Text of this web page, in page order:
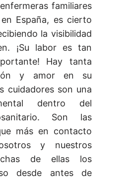
familiares
España, es cierto
la visibilidad
¡Su labor es tan
Hay tanta
y amor en su
cuidadores son una
dentro del
Son las
más en contacto
y nuestros
de ellas los
desde antes de